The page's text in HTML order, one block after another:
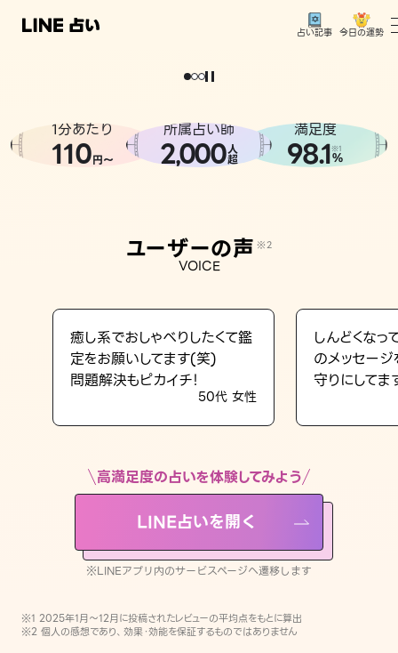
占い記事 今日の運勢
相談事例
占い記事
LINE占いを開く
※LINEアプリ内のサービスページへ遷移します
どうせなら
。
1分あたり
110円〜
所属占い師
2,000人
超
満足度
98.1※1
%
ユーザーの声 ※2
VOICE
癒し系でおしゃべりしたくて鑑
定をお願いしてます(笑)
問題解決もピカイチ！
50代 女性
しんどくなっ
のメッセー
守りにしてま
高満足度の占いを体験してみよう
LINE占いを開く
※LINEアプリ内のサービスページへ遷移します
※1 2025年1月〜12月に投稿されたレビューの平均点をもとに算出
※2 個人の感想であり、効果・効能を保証するものではありません